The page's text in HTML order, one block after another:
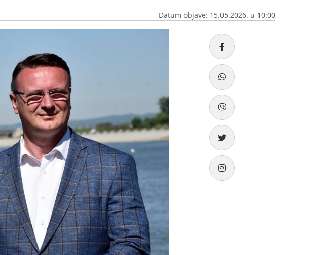
Datum objave: 15.05.2026. u 10:00